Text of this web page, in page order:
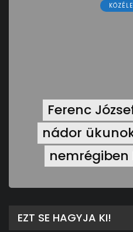
Ferenc
nádor
nemrégiben
EZT SE HAGYJA KI!